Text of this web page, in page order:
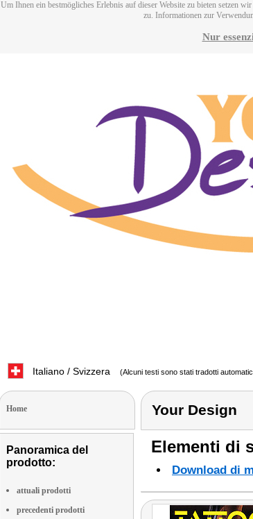
Um Ihnen ein bestmögliches Erlebnis auf dieser Website zu bieten setzen
zu. Informationen zur
Nur
Italiano / Svizzera (Alcuni testi sono stati tradotti
Home
Panoramica del
prodotto:
attuali prodotti
precedenti prodotti
Your Design
Elementi di
Download di